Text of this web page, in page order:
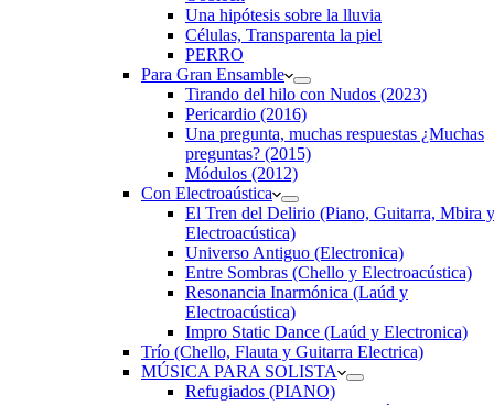
Una hipótesis sobre la lluvia
Células, Transparenta la piel
PERRO
Para Gran Ensamble
Tirando del hilo con Nudos (2023)
Pericardio (2016)
Una pregunta, muchas respuestas ¿Muchas
preguntas? (2015)
Módulos (2012)
Con Electroaústica
El Tren del Delirio (Piano, Guitarra, Mbira y
Electroacústica)
Universo Antiguo (Electronica)
Entre Sombras (Chello y Electroacústica)
Resonancia Inarmónica (Laúd y
Electroacústica)
Impro Static Dance (Laúd y Electronica)
Trío (Chello, Flauta y Guitarra Electrica)
MÚSICA PARA SOLISTA
Refugiados (PIANO)